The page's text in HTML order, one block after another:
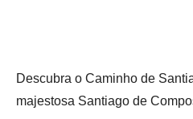
Descubra o Caminho de
majestosa Santiago de